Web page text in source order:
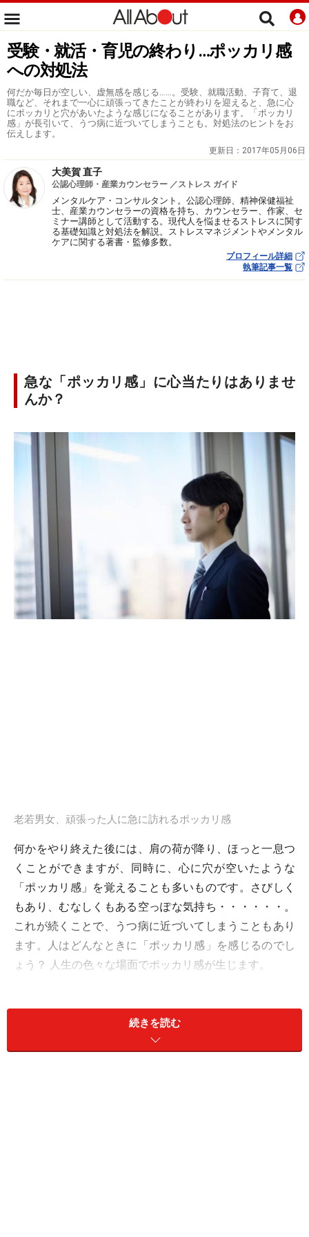
受験・就活・育児の終わり…ポッカリ感
への対処法
何だか毎日が空しい、虚無感を感じる……。受験、就職活動、子育て、退
職など、それまで一心に頑張ってきたことが終わりを迎えると、急に心
にポッカリと穴があいたような感じになることがあります。「ポッカリ
感」が長引いて、うつ病に近づいてしまうことも。対処法のヒントをお
伝えします。
更新日： 2017年05月06日
大美賀 直子
公認心理師・産業カウンセラー ／ストレス ガイド
メンタルケア・コンサルタント。公認心理師、精神保健福祉
士、産業カウンセラーの資格を持ち、カウンセラー、作家、セ
ミナー講師として活動する。現代人を悩ませるストレスに関す
る基礎知識と対処法を解説。ストレスマネジメントやメンタル
ケアに関する著書・監修多数。
プロフィール詳細
執筆記事一覧
急な「ポッカリ感」に心当たりはありませ
んか？
老若男女、頑張った人に急に訪れるポッカリ感
何かをやり終えた後には、肩の荷が降り、ほっと一息つ
くことができますが、同時に、心に穴が空いたような
「ポッカリ感」を覚えることも多いものです。さびしく
もあり、むなしくもある空っぽな気持ち・・・・・・。
これが続くことで、うつ病に近づいてしまうこともあり
ます。人はどんなときに「ポッカリ感」を感じるのでし
ょう？ 人生の色々な場面でポッカリ感が生じます。
続きを読む